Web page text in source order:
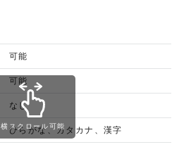
可能
可能
なし
ひらがな、カタカナ、漢字
横スクロール可能